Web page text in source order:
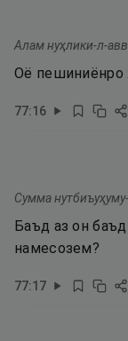
Алам нуҳлики-л-
Оё пешиниёнро
77:16
Сумма
Баъд аз он
намесозем?
77:17